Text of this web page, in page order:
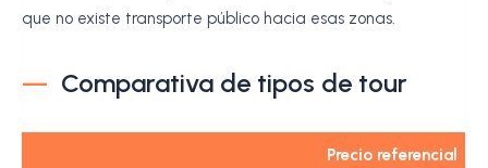
que no existe transporte público hacia esas zonas.
Comparativa de tipos de tour
Precio referencial